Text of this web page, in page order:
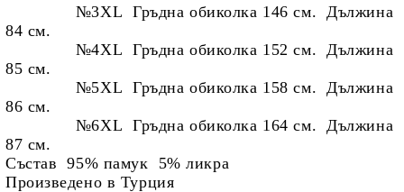
№3XL Гръдна обиколка 146 см. Дължина
84 см.
№4XL Гръдна обиколка 152 см. Дължина
85 см.
№5XL Гръдна обиколка 158 см. Дължина
86 см.
№6XL Гръдна обиколка 164 см. Дължина
87 см.
Състав 95% памук 5% ликра
Произведено в Турция